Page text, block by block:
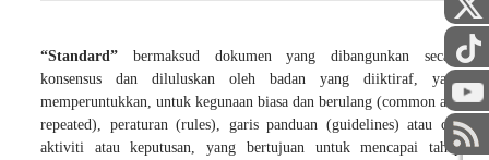
“Standard” bermaksud dokumen yang dibangunkan secara
konsensus dan diluluskan oleh badan yang diiktiraf, yang
memperuntukkan, untuk kegunaan biasa dan berulang (common and
repeated), peraturan (rules), garis panduan (guidelines) atau ciri
aktiviti atau keputusan, yang bertujuan untuk mencapai tahap